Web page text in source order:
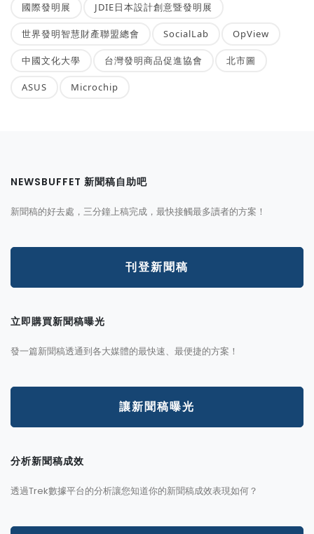
國際發明展 JDIE日本設計創意暨發明展
世界發明智慧財產聯盟總會 SocialLab OpView
中國文化大學 台灣發明商品促進協會 北市圖
ASUS Microchip
NEWSBUFFET 新聞稿自助吧
新聞稿的好去處，三分鐘上稿完成，最快接觸最多讀者的方案！
刊登新聞稿
立即購買新聞稿曝光
發一篇新聞稿透通到各大媒體的最快速、最便捷的方案！
讓新聞稿曝光
分析新聞稿成效
透過Trek數據平台的分析讓您知道你的新聞稿成效表現如何？